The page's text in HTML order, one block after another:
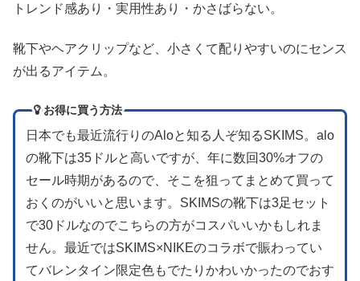
トレンド感あり・実用性あり・かさばらない。
靴下やヘアクリップなど、小さくて配りやすいのにセンス
が出るアイテム。
お得に買う方法
日本でも最近流行りのAloと知る人ぞ知るSKIMS。alo
の靴下は35ドルと高いですが、年に数回30%オフの
セール時期があるので、そこを狙ってまとめて買って
おくのがいいと思います。SKIMSの靴下は3足セット
で30ドルなのでこちらの方がコスパいいかもしれま
せん。最近ではSKIMS×NIKEのコラボで賑わってい
てバレンタイン限定色もでたりかわいかったのでおす